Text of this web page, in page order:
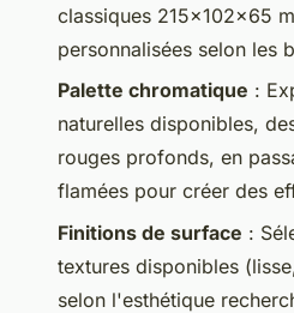
classiques 215x102x65
personnalisées selon les
Palette chromatique :
naturelles disponibles,
rouges profonds, en
flamées pour créer des
Finitions de surface :
textures disponibles
selon l'esthétique